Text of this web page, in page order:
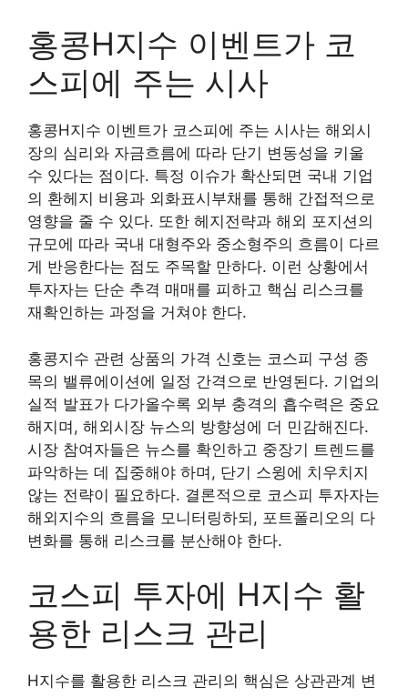
홍콩H지수 이벤트가 코
스피에 주는 시사
홍콩H지수 이벤트가 코스피에 주는 시사는 해외시
장의 심리와 자금흐름에 따라 단기 변동성을 키울
수 있다는 점이다. 특정 이슈가 확산되면 국내 기업
의 환헤지 비용과 외화표시부채를 통해 간접적으로
영향을 줄 수 있다. 또한 헤지전략과 해외 포지션의
규모에 따라 국내 대형주와 중소형주의 흐름이 다르
게 반응한다는 점도 주목할 만하다. 이런 상황에서
투자자는 단순 추격 매매를 피하고 핵심 리스크를
재확인하는 과정을 거쳐야 한다.
홍콩지수 관련 상품의 가격 신호는 코스피 구성 종
목의 밸류에이션에 일정 간격으로 반영된다. 기업의
실적 발표가 다가올수록 외부 충격의 흡수력은 중요
해지며, 해외시장 뉴스의 방향성에 더 민감해진다.
시장 참여자들은 뉴스를 확인하고 중장기 트렌드를
파악하는 데 집중해야 하며, 단기 스윙에 치우치지
않는 전략이 필요하다. 결론적으로 코스피 투자자는
해외지수의 흐름을 모니터링하되, 포트폴리오의 다
변화를 통해 리스크를 분산해야 한다.
코스피 투자에 H지수 활
용한 리스크 관리
H지수를 활용한 리스크 관리의 핵심은 상관관계 변